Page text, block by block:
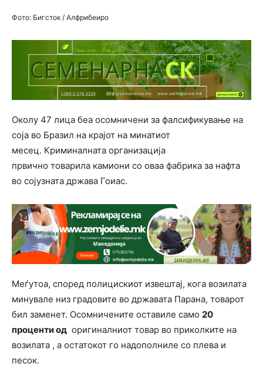
Фото: Бигсток / Алфрибеиро
Околу 47 лица беа осомничени за фалсификување на
соја во Бразил на крајот на минатиот
месец. Криминалната организација
првично товарила камиони со оваа фабрика за нафта
во сојузната држава Гоиас.
Меѓутоа, според полицискиот извештај, кога возилата
минувале низ градовите во државата Парана, товарот
бил заменет. Осомничените оставиле само 20
проценти од оригиналниот товар во приколките на
возилата , а остатокот го надополниле со плева и
песок.